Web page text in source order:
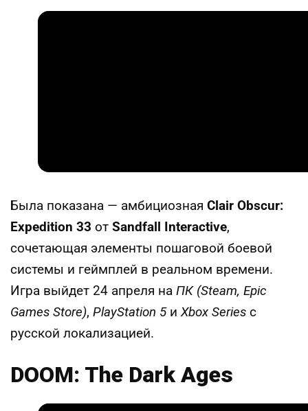
Была показана — амбициозная Clair Obscur:
Expedition 33 от Sandfall Interactive,
сочетающая элементы пошаговой боевой
системы и геймплей в реальном времени.
Игра выйдет 24 апреля на ПК (Steam, Epic
Games Store), PlayStation 5иXbox Series с
русской локализацией.
DOOM: The Dark Ages